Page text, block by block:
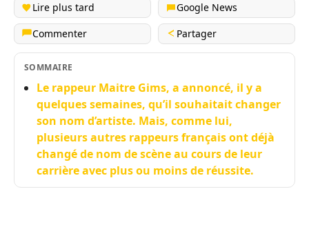
Lire plus tard
Google News
Commenter
Partager
SOMMAIRE
Le rappeur Maitre Gims, a annoncé, il y a
quelques semaines, qu’il souhaitait changer
son nom d’artiste. Mais, comme lui,
plusieurs autres rappeurs français ont déjà
changé de nom de scène au cours de leur
carrière avec plus ou moins de réussite.